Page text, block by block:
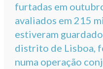
furtadas em
avaliados em 215
estiveram
distrito de Lisboa,
numa operação